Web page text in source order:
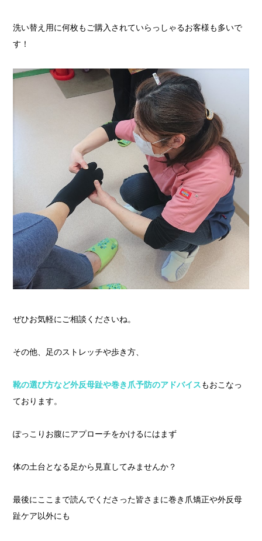
洗い替え用に何枚もご購入されていらっしゃるお客様も多いで
す！
ぜひお気軽にご相談くださいね。
その他、足のストレッチや歩き方、
靴の選び方など外反母趾や巻き爪予防のアドバイスもおこなっ
ております。
ぽっこりお腹にアプローチをかけるにはまず
体の土台となる足から見直してみませんか？
最後にここまで読んでくださった皆さまに巻き爪矯正や外反母
趾ケア以外にも